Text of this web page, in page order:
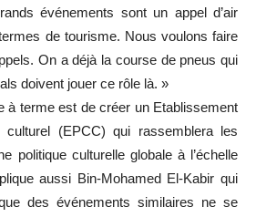
événements sont un appel d’air
de tourisme. Nous voulons faire
On a déjà la course de pneus qui
doivent jouer ce rôle là. »
à terme est de créer un Etablissement
culturel (EPCC) qui rassemblera les
politique culturelle globale à l’échelle
aussi Bin-Mohamed El-Kabir qui
des événements similaires ne se